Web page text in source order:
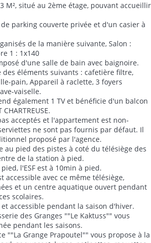
M², situé au 2ème étage, pouvant accueillir
parking couverte privée et d'un casier à
de la manière suivante, Salon :
1 : 1x140
d'une salle de bain avec baignoire.
des éléments suivants : cafetière filtre,
pain, Appareil à raclette, 3 foyers
vaiselle.
également 1 TV et bénéficie d'un balcon
acceptés et l'appartement est non-
ne sont pas fournis par défaut. Il
proposé par l'agence.
au pied des pistes à coté du télésiège des
de la station à pied.
l'ESF est à 10min à pied.
accessible avec ce même télésiège,
et un centre aquatique ouvert pendant
scolaires.
accessible pendant la saison d'hiver.
des Granges ""Le Kaktuss"" vous
pendant les saisons.
""La Grange Prapoutel"" vous propose à la